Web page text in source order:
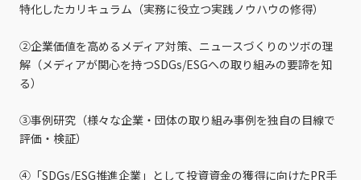
特化したカリキュラム（実務に役立つ実践ノウハウの修得）
②企業価値を高めるメディア対策、ニュースづくりのツボの理
解（メディアが関心を持つSDGs/ESGへの取り組みの要諦を知
る）
③事例研究（様々な企業・団体の取り組み事例を独自の目線で
評価・検証）
④「SDGs/ESG推進企業」として投資資金の獲得に向けたPR手